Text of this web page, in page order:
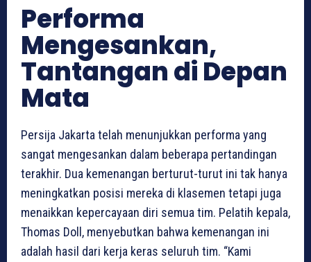
Performa
Mengesankan,
Tantangan di Depan
Mata
Persija Jakarta telah menunjukkan performa yang
sangat mengesankan dalam beberapa pertandingan
terakhir. Dua kemenangan berturut-turut ini tak hanya
meningkatkan posisi mereka di klasemen tetapi juga
menaikkan kepercayaan diri semua tim. Pelatih kepala,
Thomas Doll, menyebutkan bahwa kemenangan ini
adalah hasil dari kerja keras seluruh tim. “Kami